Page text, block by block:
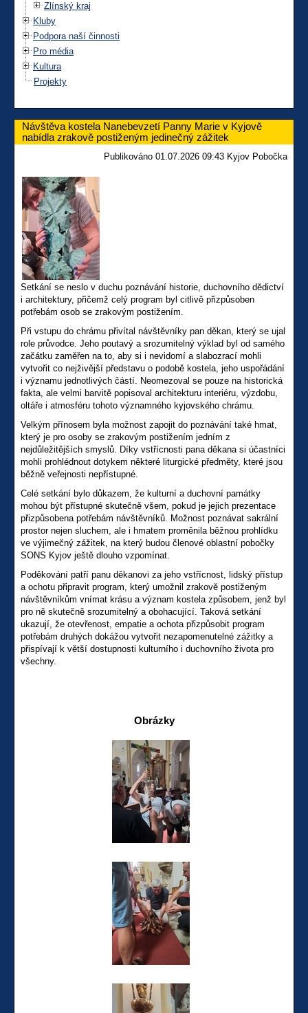
Zlínský kraj
Kluby
Podpora naší činnosti
Pro média
Kultura
Projekty
Návštěva kostela Nanebevzetí Panny Marie v Kyjově
nabídla zrakově postiženým jedinečný zážitek
Publikováno 01.07.2026 09:43 Kyjov Pobočka
Setkání se neslo v duchu poznávání historie, duchovního dědictví
i architektury, přičemž celý program byl citlivě přizpůsoben
potřebám osob se zrakovým postižením.
Při vstupu do chrámu přivítal návštěvníky pan děkan, který se ujal
role průvodce. Jeho poutavý a srozumitelný výklad byl od samého
začátku zaměřen na to, aby si i nevidomí a slabozrací mohli
vytvořit co nejživější představu o podobě kostela, jeho uspořádání
i významu jednotlivých částí. Neomezoval se pouze na historická
fakta, ale velmi barvitě popisoval architekturu interiéru, výzdobu,
oltáře i atmosféru tohoto významného kyjovského chrámu.
Velkým přínosem byla možnost zapojit do poznávání také hmat,
který je pro osoby se zrakovým postižením jedním z
nejdůležitějších smyslů. Díky vstřícnosti pana děkana si účastníci
mohli prohlédnout dotykem některé liturgické předměty, které jsou
běžně veřejnosti nepřístupné.
Celé setkání bylo důkazem, že kulturní a duchovní památky
mohou být přístupné skutečně všem, pokud je jejich prezentace
přizpůsobena potřebám návštěvníků. Možnost poznávat sakrální
prostor nejen sluchem, ale i hmatem proměnila běžnou prohlídku
ve výjimečný zážitek, na který budou členové oblastní pobočky
SONS Kyjov ještě dlouho vzpomínat.
Poděkování patří panu děkanovi za jeho vstřícnost, lidský přístup
a ochotu připravit program, který umožnil zrakově postiženým
návštěvníkům vnímat krásu a význam kostela způsobem, jenž byl
pro ně skutečně srozumitelný a obohacující. Taková setkání
ukazují, že otevřenost, empatie a ochota přizpůsobit program
potřebám druhých dokážou vytvořit nezapomenutelné zážitky a
přispívají k větší dostupnosti kulturního i duchovního života pro
všechny.
Obrázky